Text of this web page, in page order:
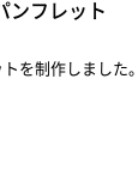
ンフレット
を制作しました。